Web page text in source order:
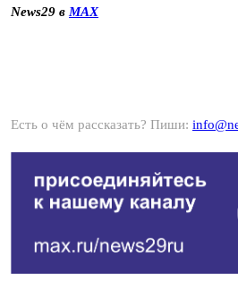
News29 в MAX
Есть о чём рассказать? Пиши: